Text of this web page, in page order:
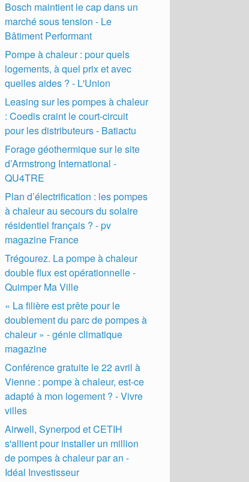
Bosch maintient le cap dans un
marché sous tension - Le
Bâtiment Performant
Pompe à chaleur : pour quels
logements, à quel prix et avec
quelles aides ? - L'Union
Leasing sur les pompes à chaleur
: Coedis craint le court-circuit
pour les distributeurs - Batiactu
Forage géothermique sur le site
d’Armstrong International -
QU4TRE
Plan d’électrification : les pompes
à chaleur au secours du solaire
résidentiel français ? - pv
magazine France
Trégourez. La pompe à chaleur
double flux est opérationnelle -
Quimper Ma Ville
« La filière est prête pour le
doublement du parc de pompes à
chaleur » - génie climatique
magazine
Conférence gratuite le 22 avril à
Vienne : pompe à chaleur, est-ce
adapté à mon logement ? - Vivre
villes
Airwell, Synerpod et CETIH
s'allient pour installer un million
de pompes à chaleur par an -
Idéal Investisseur